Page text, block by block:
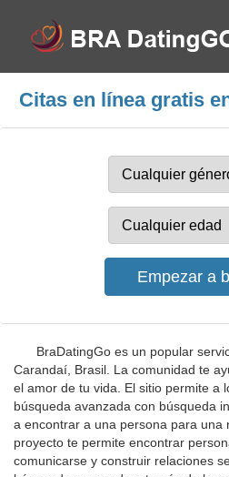
Citas en línea gratis
BraDatingGo es un popular
Carandaí, Brasil. La comunidad te
el amor de tu vida. El sitio permite a
búsqueda avanzada con búsqueda
a encontrar a una persona para una
proyecto te permite encontrar
comunicarse y construir relaciones